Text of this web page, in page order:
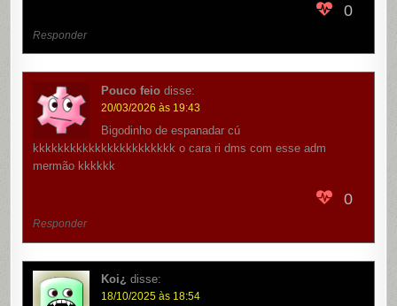
0
Responder
Pouco feio disse:
20/03/2026 às 19:43
Bigodinho de espanadar cú
kkkkkkkkkkkkkkkkkkkkkkk o cara ri dms com esse adm
mermão kkkkkk
0
Responder
Koi¿ disse:
18/10/2025 às 18:54